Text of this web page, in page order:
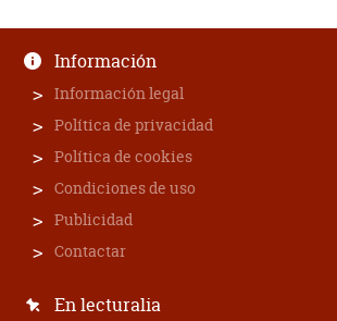
Información
Información legal
Política de privacidad
Política de cookies
Condiciones de uso
Publicidad
Contactar
En lecturalia